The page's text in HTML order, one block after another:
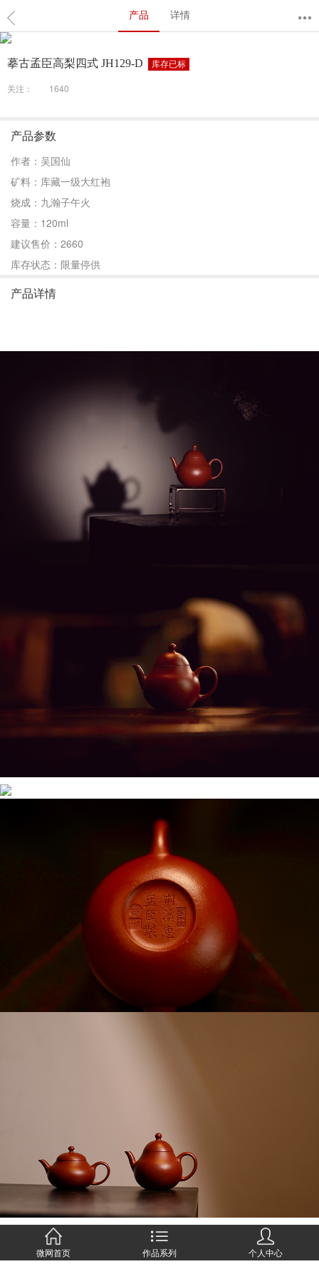
产品 详情
摹古孟臣高梨四式 JH129-D 库存已标
关注： 1640
产品参数
作者：吴国仙
矿料：库藏一级大红袍
烧成：九瀚子午火
容量：120ml
建议售价：2660
库存状态：限量停供
产品详情
微网首页 作品系列 个人中心